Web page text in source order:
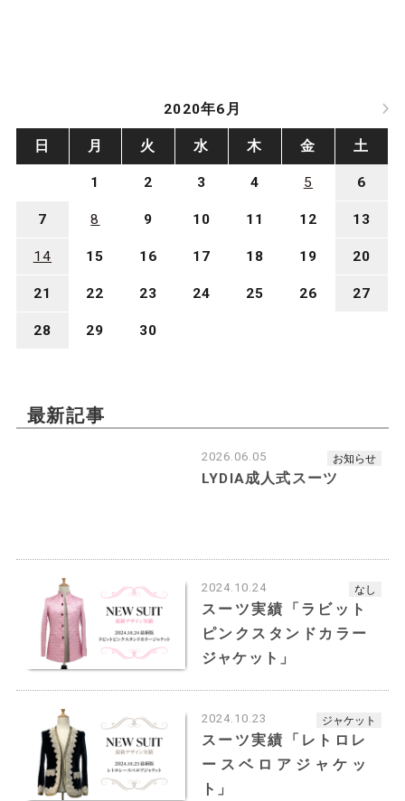
LYDIAのオーダースーツで今日の主役に。
2020.06 RANKING
椿心様モデルスーツ
青生地ベースに白色のストライプが鮮やかなスタ
イリッシュなスーツです。
ボタンを白色にすることにより華やかなイメージ
に仕上がりました。
【カラー】ブルー
【デザイン】白ストライプ、内ポケット付き
【オプション】セッパ カラー:白色変更
【仕様】
2020年6月
日 月 火 水 木 金 土
1 2 3 4 5 6
7 8 9 10 11 12 13
14 15 16 17 18 19 20
21 22 23 24 25 26 27
28 29 30
最新記事
2026.06.05 お知らせ
LYDIA成人式スーツ
2024.10.24 なし
スーツ実績「ラビット
ピンクスタンドカラー
ジャケット」
2024.10.23 ジャケット
スーツ実績「レトロレ
ースベロアジャケッ
ト」